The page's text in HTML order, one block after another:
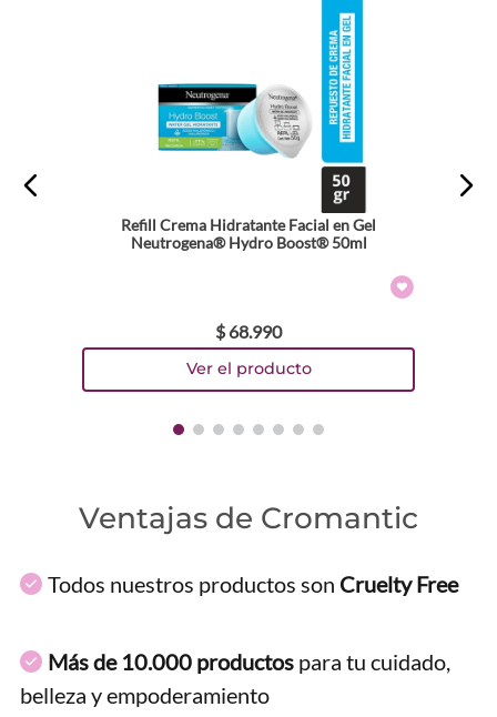
Refill Crema Hidratante Facial en Gel
Neutrogena® Hydro Boost® 50ml
$ 68.990
Ventajas de Cromantic
Todos nuestros productos son Cruelty Free
Más de 10.000 productos para tu cuidado,
belleza y empoderamiento